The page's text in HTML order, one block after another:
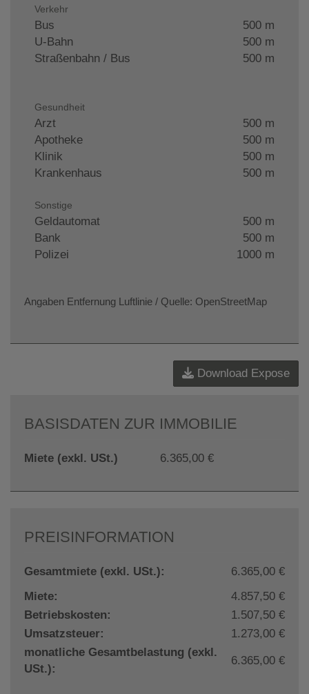
Verkehr
Bus
500 m
U-Bahn
500 m
Straßenbahn / Bus
500 m
Gesundheit
Arzt
500 m
Apotheke
500 m
Klinik
500 m
Krankenhaus
500 m
Sonstige
Geldautomat
500 m
Bank
500 m
Polizei
1000 m
Angaben Entfernung Luftlinie / Quelle: OpenStreetMap
Download Expose
BASISDATEN ZUR IMMOBILIE
Miete (exkl. USt.) 6.365,00 €
PREISINFORMATION
Gesamtmiete (exkl. USt.):
6.365,00 €
Miete:
4.857,50 €
Betriebskosten:
1.507,50 €
Umsatzsteuer:
1.273,00 €
monatliche Gesamtbelastung (exkl.
USt.):
6.365,00 €